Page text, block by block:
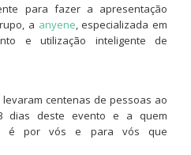
para fazer a apresentação
a anyene, especializada em
e utilização inteligente de
centenas de pessoas ao
dias deste evento e a quem
é por vós e para vós que